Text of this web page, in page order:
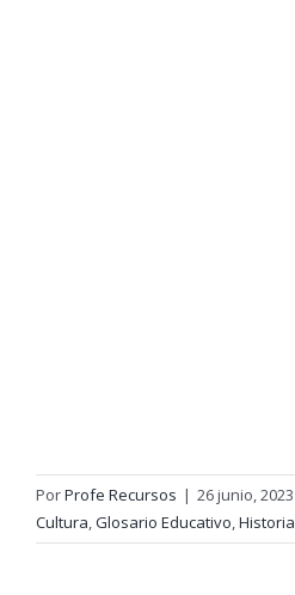
PorProfe Recursos | 26 junio, 2023
Cultura,Glosario Educativo,Historia